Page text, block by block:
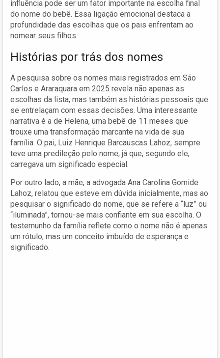
influência pode ser um fator importante na escolha final
do nome do bebê. Essa ligação emocional destaca a
profundidade das escolhas que os pais enfrentam ao
nomear seus filhos.
Histórias por trás dos nomes
A pesquisa sobre os nomes mais registrados em São
Carlos e Araraquara em 2025 revela não apenas as
escolhas da lista, mas também as histórias pessoais que
se entrelaçam com essas decisões. Uma interessante
narrativa é a de Helena, uma bebê de 11 meses que
trouxe uma transformação marcante na vida de sua
família. O pai, Luiz Henrique Barcauscas Lahoz, sempre
teve uma predileção pelo nome, já que, segundo ele,
carregava um significado especial.
Por outro lado, a mãe, a advogada Ana Carolina Gomide
Lahoz, relatou que esteve em dúvida inicialmente, mas ao
pesquisar o significado do nome, que se refere a “luz” ou
“iluminada”, tornou-se mais confiante em sua escolha. O
testemunho da família reflete como o nome não é apenas
um rótulo, mas um conceito imbuído de esperança e
significado.